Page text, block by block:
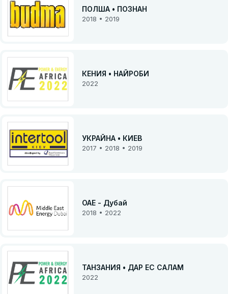
ПОЛША • ПОЗНАН
2018 • 2019
КЕНИЯ • НАЙРОБИ
2022
УКРАЙНА • КИЕВ
2017 • 2018 • 2019
ОАЕ - Дубай
2018 • 2022
ТАНЗАНИЯ • ДАР ЕС САЛАМ
2022